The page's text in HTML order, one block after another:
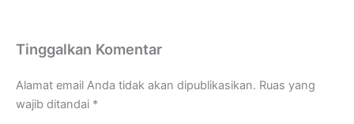
Tinggalkan Komentar
Alamat email Anda tidak akan dipublikasikan. Ruas yang
wajib ditandai *